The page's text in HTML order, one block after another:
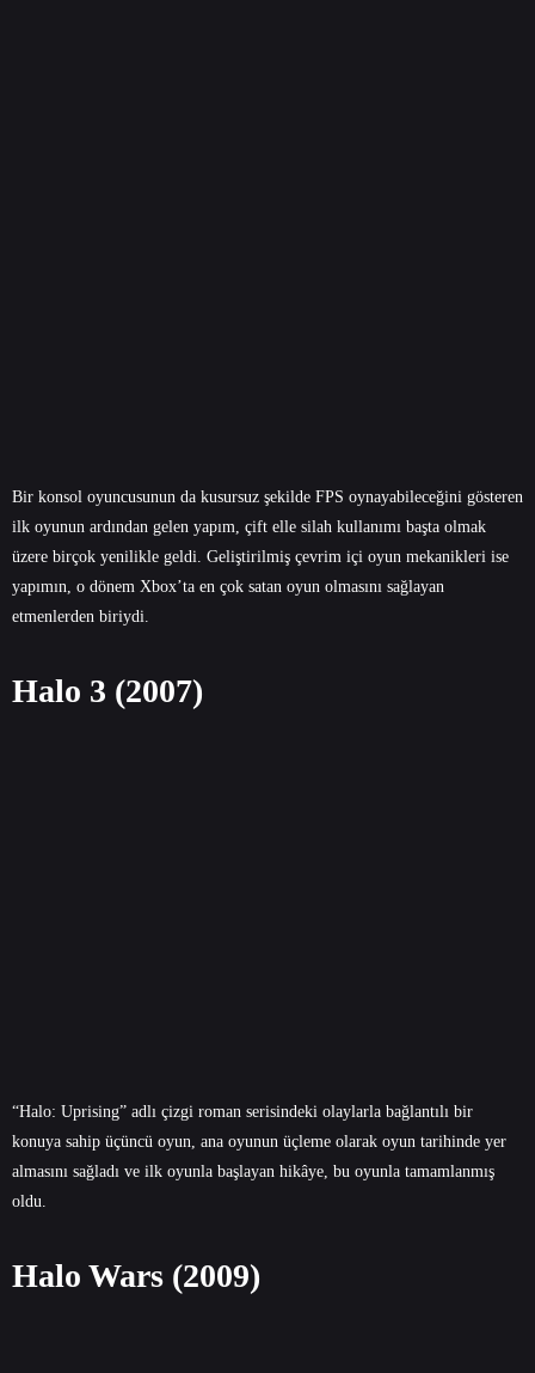
Bir konsol oyuncusunun da kusursuz şekilde FPS oynayabileceğini gösteren
ilk oyunun ardından gelen yapım, çift elle silah kullanımı başta olmak
üzere birçok yenilikle geldi. Geliştirilmiş çevrim içi oyun mekanikleri ise
yapımın, o dönem Xbox’ta en çok satan oyun olmasını sağlayan
etmenlerden biriydi.
Halo 3 (2007)
“Halo: Uprising” adlı çizgi roman serisindeki olaylarla bağlantılı bir
konuya sahip üçüncü oyun, ana oyunun üçleme olarak oyun tarihinde yer
almasını sağladı ve ilk oyunla başlayan hikâye, bu oyunla tamamlanmış
oldu.
Halo Wars (2009)